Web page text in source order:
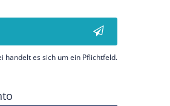
handelt es sich um ein Pflichtfeld.